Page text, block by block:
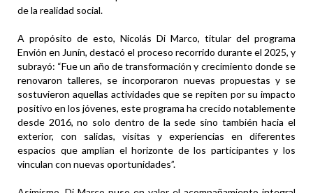
de la realidad social.
A propósito de esto, Nicolás Di Marco, titular del programa
Envión en Junín, destacó el proceso recorrido durante el 2025, y
subrayó: “Fue un año de transformación y crecimiento donde se
renovaron talleres, se incorporaron nuevas propuestas y se
sostuvieron aquellas actividades que se repiten por su impacto
positivo en los jóvenes, este programa ha crecido notablemente
desde 2016, no solo dentro de la sede sino también hacia el
exterior, con salidas, visitas y experiencias en diferentes
espacios que amplían el horizonte de los participantes y los
vinculan con nuevas oportunidades”.